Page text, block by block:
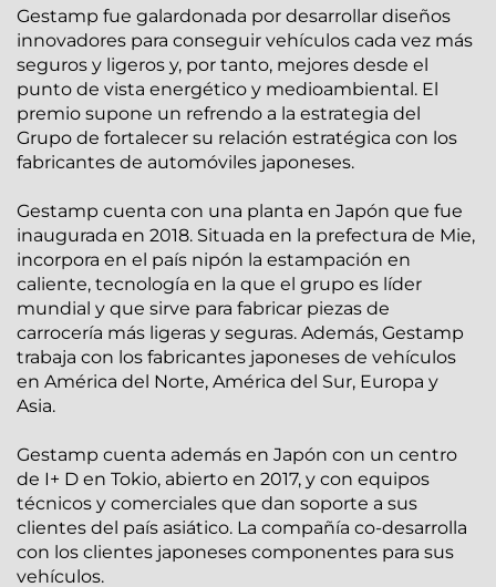
Gestamp fue galardonada por desarrollar diseños
innovadores para conseguir vehículos cada vez más
seguros y ligeros y, por tanto, mejores desde el
punto de vista energético y medioambiental. El
premio supone un refrendo a la estrategia del
Grupo de fortalecer su relación estratégica con los
fabricantes de automóviles japoneses.
Gestamp cuenta con una planta en Japón que fue
inaugurada en 2018. Situada en la prefectura de Mie,
incorpora en el país nipón la estampación en
caliente, tecnología en la que el grupo es líder
mundial y que sirve para fabricar piezas de
carrocería más ligeras y seguras. Además, Gestamp
trabaja con los fabricantes japoneses de vehículos
en América del Norte, América del Sur, Europa y
Asia.
Gestamp cuenta además en Japón con un centro
de I+ D en Tokio, abierto en 2017, y con equipos
técnicos y comerciales que dan soporte a sus
clientes del país asiático. La compañía co-desarrolla
con los clientes japoneses componentes para sus
vehículos.